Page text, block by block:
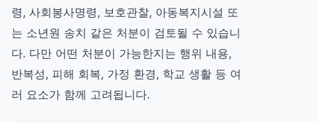
령, 사회봉사명령, 보호관찰, 아동복지시설 또
는 소년원 송치 같은 처분이 검토될 수 있습니
다. 다만 어떤 처분이 가능한지는 행위 내용,
반복성, 피해 회복, 가정 환경, 학교 생활 등 여
러 요소가 함께 고려됩니다.